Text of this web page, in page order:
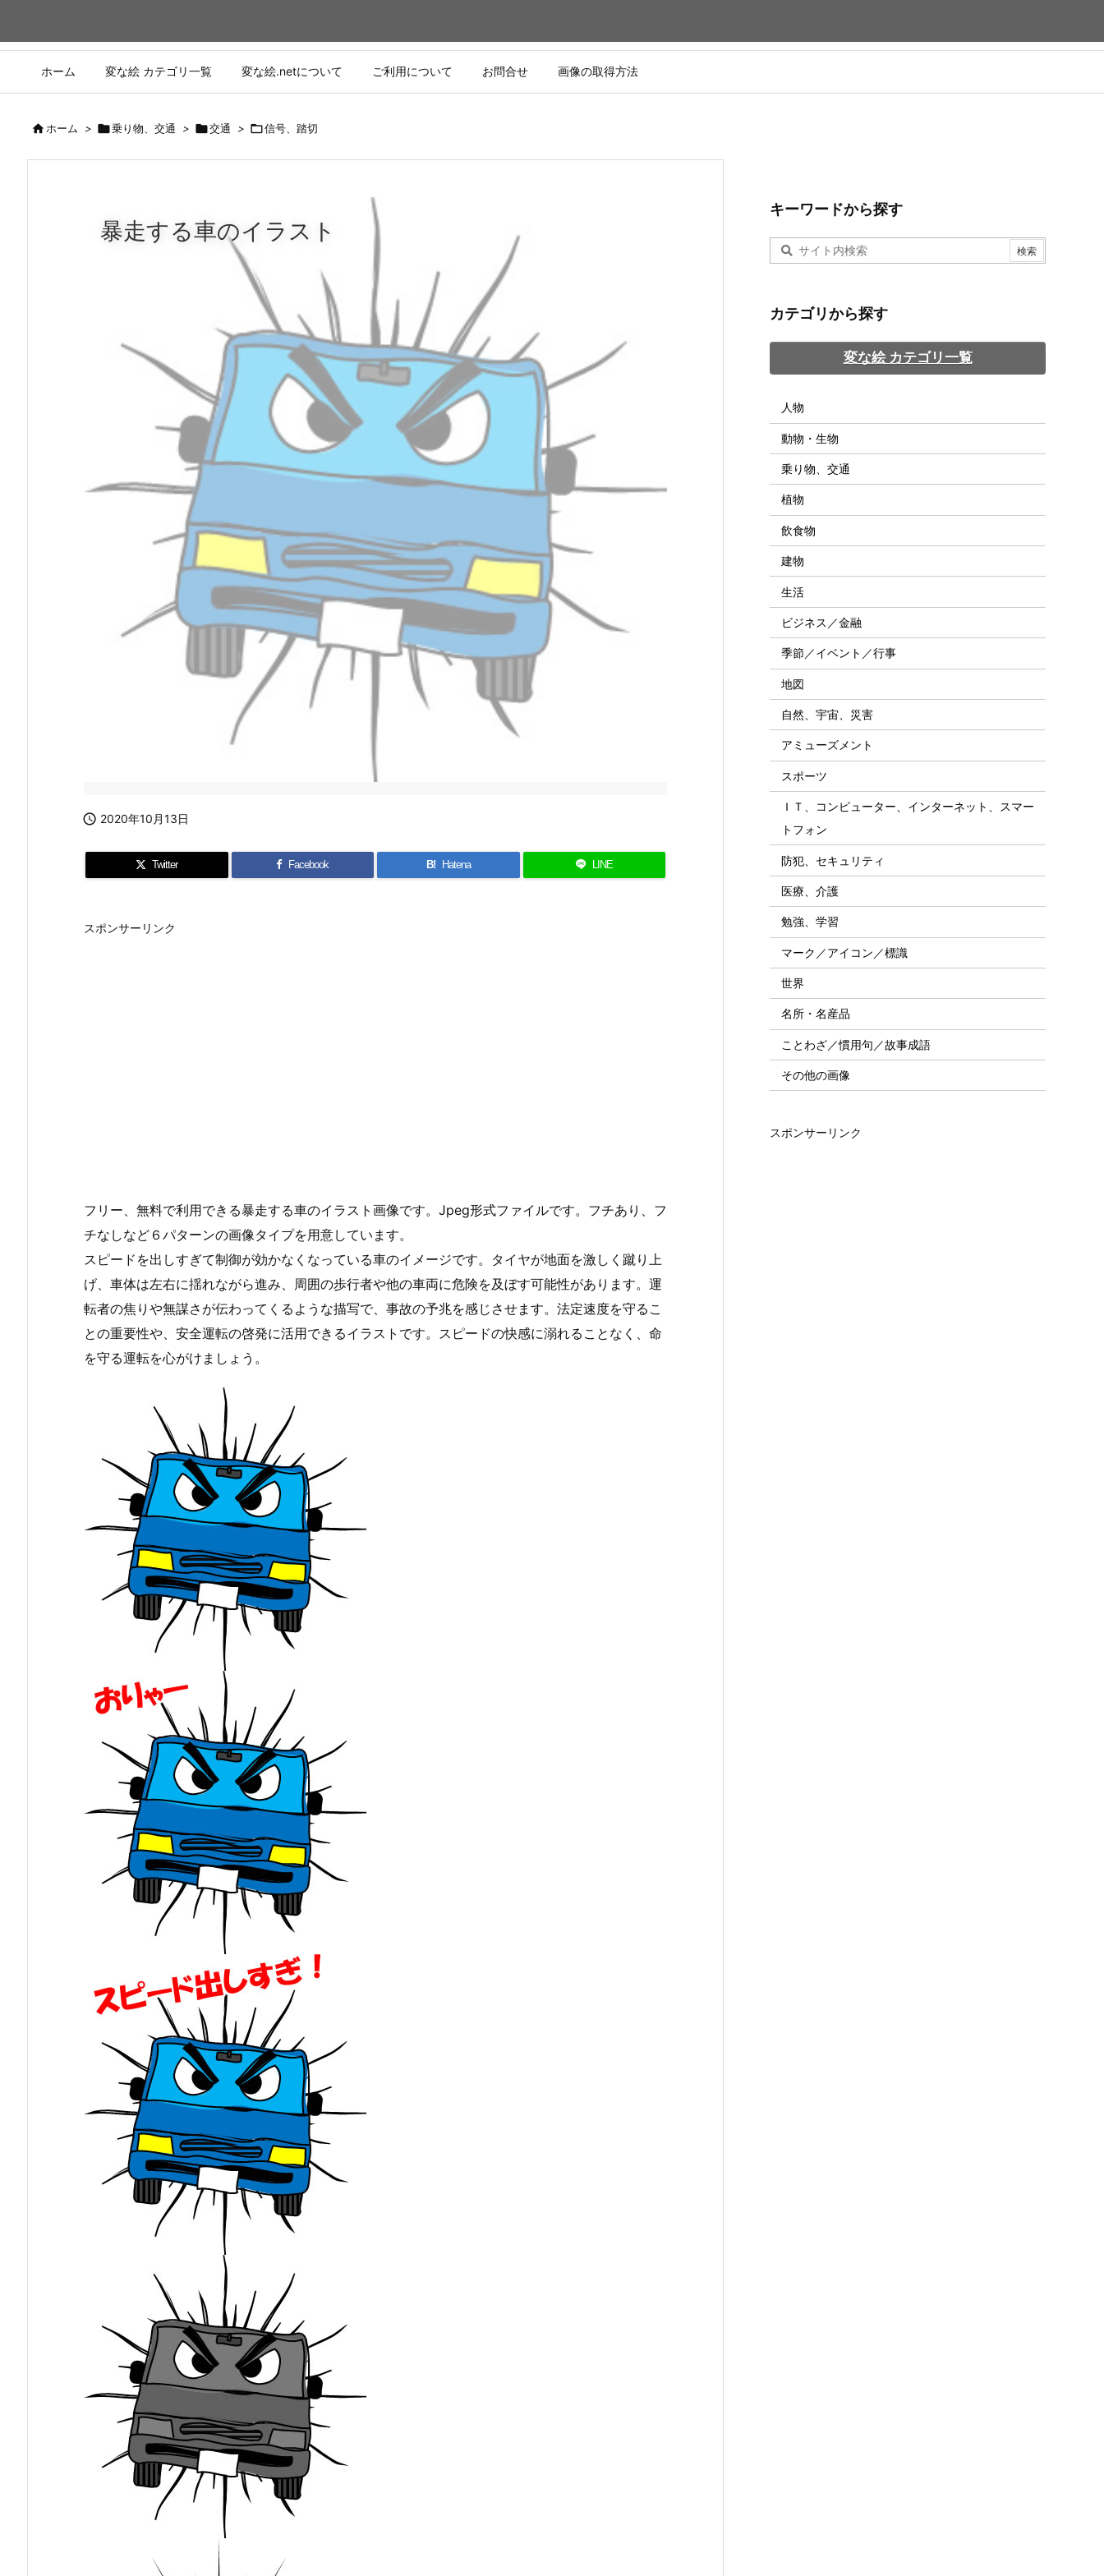
ホーム 変な絵 カテゴリ一覧 変な絵.netについて ご利用について お問合せ 画像の取得方法
ホーム > 乗り物、交通 > 交通 > 信号、踏切
暴走する車のイラスト
 2020年10月13日
Twitter Facebook B! Hatena LINE
スポンサーリンク
フリー、無料で利用できる暴走する車のイラスト画像です。Jpeg形式ファイルです。フチあり、フ
チなしなど６パターンの画像タイプを用意しています。
スピードを出しすぎて制御が効かなくなっている車のイメージです。タイヤが地面を激しく蹴り上
げ、車体は左右に揺れながら進み、周囲の歩行者や他の車両に危険を及ぼす可能性があります。運
転者の焦りや無謀さが伝わってくるような描写で、事故の予兆を感じさせます。法定速度を守るこ
との重要性や、安全運転の啓発に活用できるイラストです。スピードの快感に溺れることなく、命
を守る運転を心がけましょう。
キーワードから探す
カテゴリから探す
変な絵 カテゴリ一覧
人物
動物・生物
乗り物、交通
植物
飲食物
建物
生活
ビジネス／金融
季節／イベント／行事
地図
自然、宇宙、災害
アミューズメント
スポーツ
ＩＴ、コンピューター、インターネット、スマー
トフォン
防犯、セキュリティ
医療、介護
勉強、学習
マーク／アイコン／標識
世界
名所・名産品
ことわざ／慣用句／故事成語
その他の画像
スポンサーリンク